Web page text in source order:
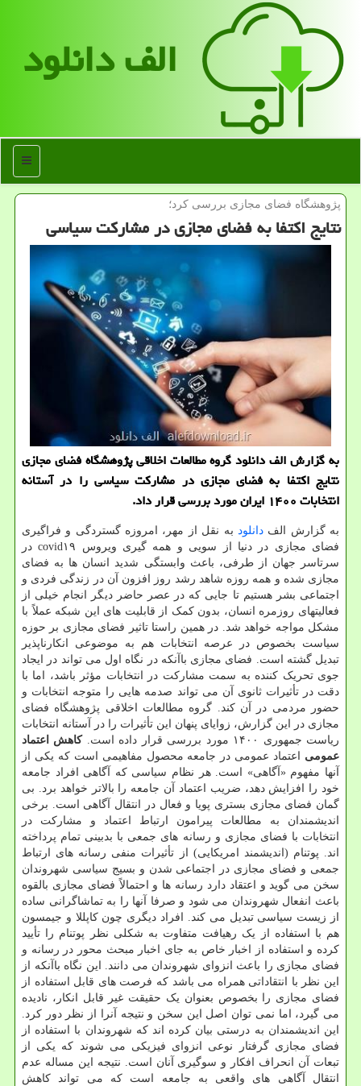
الف دانلود
منو
پژوهشگاه فضای مجازی بررسی كرد؛
نتایج اكتفا به فضای مجازی در مشاركت سیاسی
به گزارش الف دانلود گروه مطالعات اخلاقی پژوهشگاه فضای مجازی
نتایج اکتفا به فضای مجازی در مشارکت سیاسی را در آستانه
انتخابات ۱۴۰۰ ایران مورد بررسی قرار داد.
به گزارش الفدانلود به نقل از مهر، امروزه گستردگی و فراگیری
فضای مجازی در دنیا از سویی و همه گیری ویروس covid۱۹ در
سرتاسر جهان از طرفی، باعث وابستگی شدید انسان ها به فضای
مجازی شده و همه روزه شاهد رشد روز افزون آن در زندگی فردی و
اجتماعی بشر هستیم تا جایی که در عصر حاضر دیگر انجام خیلی از
فعالیتهای روزمره انسان، بدون کمک از قابلیت های این شبکه عملاً با
مشکل مواجه خواهد شد. در همین راستا تاثیر فضای مجازی بر حوزه
سیاست بخصوص در عرصه انتخابات هم به موضوعی انکارناپذیر
تبدیل گشته است. فضای مجازی باآنکه در نگاه اول می تواند در ایجاد
جوی تحریک کننده به سمت مشارکت در انتخابات مؤثر باشد، اما با
دقت در تأثیرات ثانوی آن می تواند صدمه هایی را متوجه انتخابات و
حضور مردمی در آن کند. گروه مطالعات اخلاقی پژوهشگاه فضای
مجازی در این گزارش، زوایای پنهان این تأثیرات را در آستانه انتخابات
ریاست جمهوری ۱۴۰۰ مورد بررسی قرار داده است.
کاهش اعتماد
عمومی اعتماد عمومی در جامعه محصول مفاهیمی است که یکی از
آنها مفهوم «آگاهی» است. هر نظام سیاسی که آگاهی افراد جامعه
خود را افزایش دهد، ضریب اعتماد آن جامعه را بالاتر خواهد برد. بی
گمان فضای مجازی بستری پویا و فعال در انتقال آگاهی است. برخی
اندیشمندان به مطالعات پیرامون ارتباط اعتماد و مشارکت در
انتخابات با فضای مجازی و رسانه های جمعی با بدبینی تمام پرداخته
اند. پوتنام (اندیشمند امریکایی) از تأثیرات منفی رسانه های ارتباط
جمعی و فضای مجازی در اجتماعی شدن و بسیج سیاسی شهروندان
سخن می گوید و اعتقاد دارد رسانه ها و احتمالاً فضای مجازی بالقوه
باعث انفعال شهروندان می شود و صرفا آنها را به تماشاگرانی ساده
از زیست سیاسی تبدیل می کند. افراد دیگری چون کاپللا و جیمسون
هم با استفاده از یک رهیافت متفاوت به شکلی نظر پوتنام را تأیید
کرده و استفاده از اخبار خاص به جای اخبار مبحث محور در رسانه و
فضای مجازی را باعث انزوای شهروندان می دانند. این نگاه باآنکه از
این نظر با انتقاداتی همراه می باشد که فرصت های قابل استفاده از
فضای مجازی را بخصوص بعنوان یک حقیقت غیر قابل انکار، نادیده
می گیرد، اما نمی توان اصل این سخن و نتیجه آنرا از نظر دور کرد.
این اندیشمندان به درستی بیان کرده اند که شهروندان با استفاده از
فضای مجازی گرفتار نوعی انزوای فیزیکی می شوند که یکی از
تبعات آن انحراف افکار و سوگیری آنان است. نتیجه این مساله عدم
انتقال آگاهی های واقعی به جامعه است که می تواند کاهش